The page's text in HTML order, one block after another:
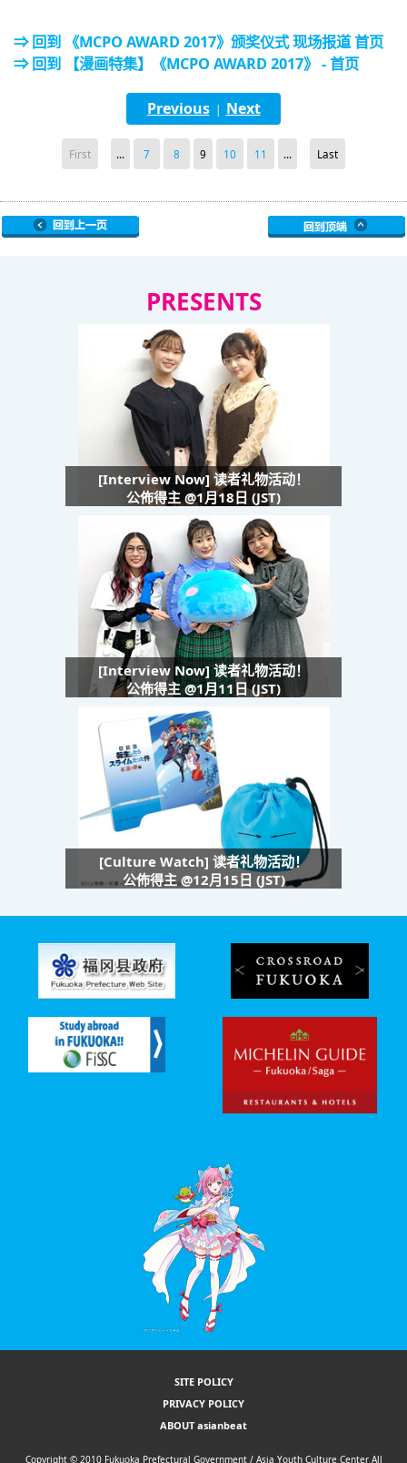
⇒ 回到 《MCPO AWARD 2017》颁奖仪式 现场报道 首页
⇒ 回到 【漫画特集】《MCPO AWARD 2017》 - 首页
Previous| Next
First ... 7 8 9 10 11 ... Last
PRESENTS
[Interview Now] 读者礼物活动！
公佈得主 @1月18日 (JST)
[Interview Now] 读者礼物活动！
公佈得主 @1月11日 (JST)
[Culture Watch] 读者礼物活动！
公佈得主 @12月15日 (JST)
SITE POLICY
PRIVACY POLICY
ABOUT asianbeat
Copyright © 2010 Fukuoka Prefectural Government / Asia Youth Culture Center All